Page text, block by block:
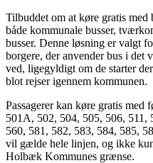
Tilbuddet om at køre gratis
både kommunale busser,
busser. Denne løsning er valgt
borgere, der anvender bus i det
ved, ligegyldigt om de starter
blot rejser igennem kommunen.
Passagerer kan køre gratis med
501A, 502, 504, 505, 506, 511,
560, 581, 582, 583, 584, 585,
vil gælde hele linjen, og ikke
Holbæk Kommunes grænse.